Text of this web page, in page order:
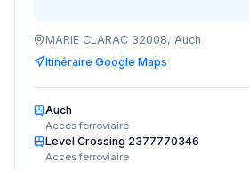
MARIE CLARAC 32008, Auch
Itinéraire Google Maps
Auch
Accès ferroviaire
Level Crossing 2377770346
Accès ferroviaire